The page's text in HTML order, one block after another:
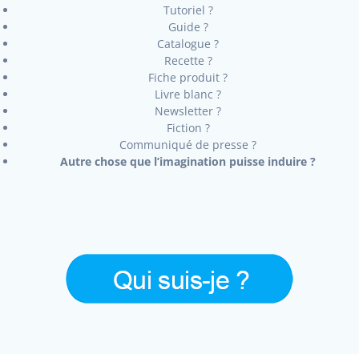
Tutoriel ?
Guide ?
Catalogue ?
Recette ?
Fiche produit ?
Livre blanc ?
Newsletter ?
Fiction ?
Communiqué de presse ?
Autre chose que l’imagination puisse induire ?